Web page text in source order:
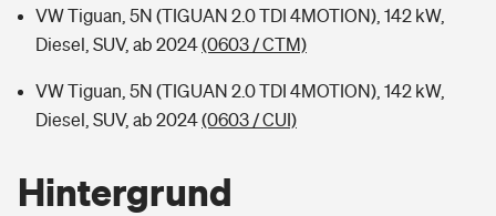
VW Tiguan, 5N (TIGUAN 2.0 TDI 4MOTION), 142 kW,
Diesel, SUV, ab 2024(0603 / CTM)
VW Tiguan, 5N (TIGUAN 2.0 TDI 4MOTION), 142 kW,
Diesel, SUV, ab 2024(0603 / CUI)
Hintergrund